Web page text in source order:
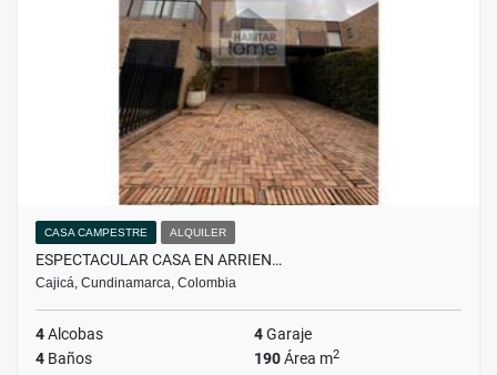
CASA CAMPESTRE ALQUILER
ESPECTACULAR CASA EN ARRIEN…
Cajicá, Cundinamarca, Colombia
4Alcobas 4Garaje
4 Baños 190Área m2